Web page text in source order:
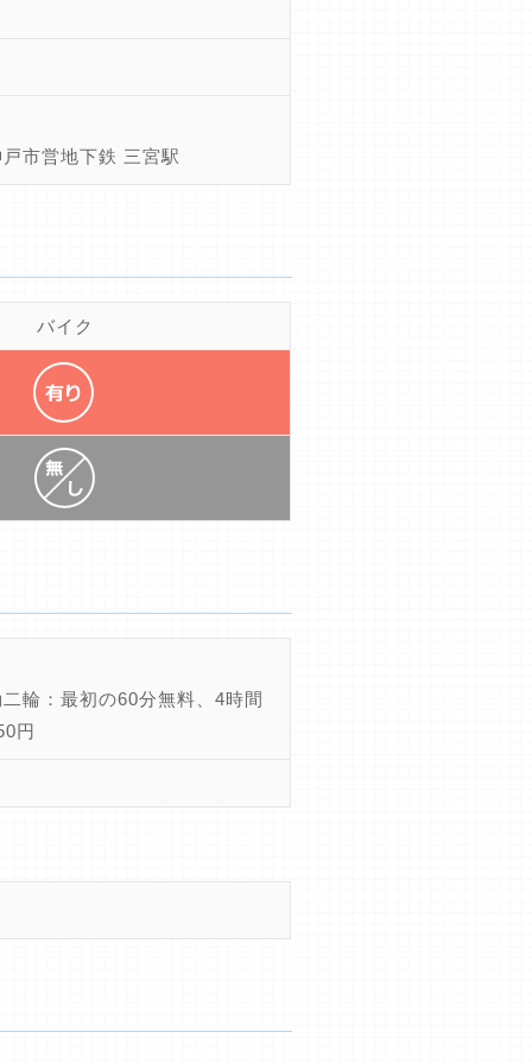
市営地下鉄 三宮駅
バイク
輪：最初の60分無料、4時間
円